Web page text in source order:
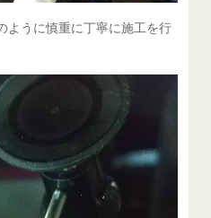
ように慎重に丁寧に施工を行